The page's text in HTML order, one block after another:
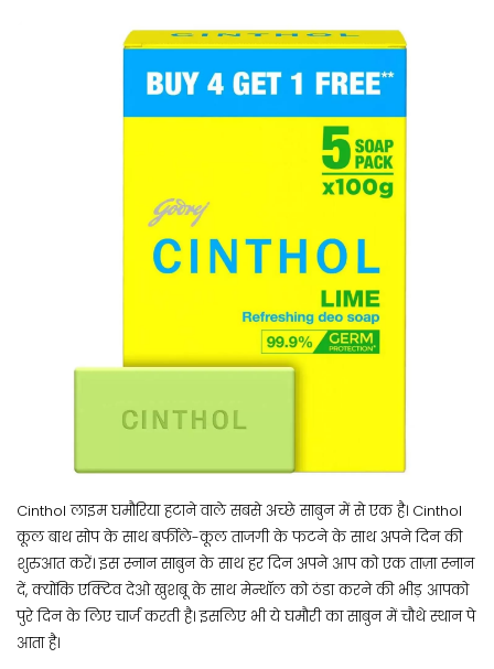
Cinthol लाइम घमौरिया हटाने वाले सबसे अच्छे साबुन में से एक है। Cinthol
कूल बाथ सोप के साथ बर्फीले-कूल ताजगी के फटने के साथ अपने दिन की
शुरुआत करें। इस स्नान साबुन के साथ हर दिन अपने आप को एक ताज़ा स्नान
दें, क्योंकि एक्टिव देओ खुशबू के साथ मेन्थॉल को ठंडा करने की भीड़ आपको
पुरे दिन के लिए चार्ज करती है। इसलिए भी ये घमौरी का साबुन में चौथे स्थान पे
आता है।